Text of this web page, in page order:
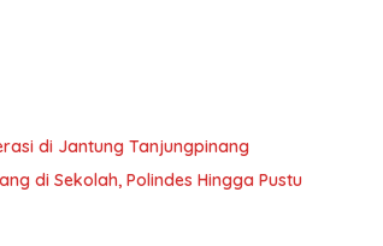
di Jantung Tanjungpinang
di Sekolah, Polindes Hingga Pustu